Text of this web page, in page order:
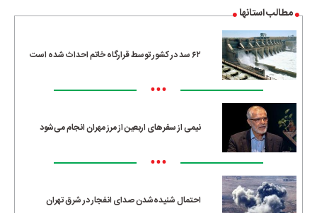
مطالب استانها
۶۲ سد در کشور توسط قرارگاه خاتم احداث شده است
•••
نیمی از سفرهای اربعین از مرز مهران انجام می‌شود
•••
احتمال شنیده‌شدن صدای انفجار در شرق تهران